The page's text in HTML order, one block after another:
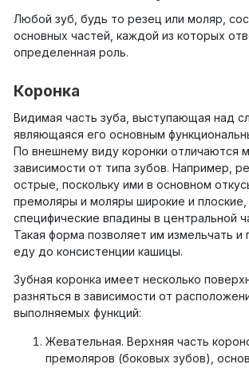
Любой зуб, будь то резец или моляр,
основных частей, каждой из которых
определенная роль.
Коронка
Видимая часть зуба, выступающая над
являющаяся его основным
По внешнему виду коронки отличаются
зависимости от типа зубов. Например,
острые, поскольку ими в основном
премоляры и моляры широкие и
специфические впадины в центральной
Такая форма позволяет им измельчать
еду до консистенции кашицы.
Зубная коронка имеет несколько
разняться в зависимости от
выполняемых функций:
Жевательная. Верхняя часть
премоляров (боковых зубов),